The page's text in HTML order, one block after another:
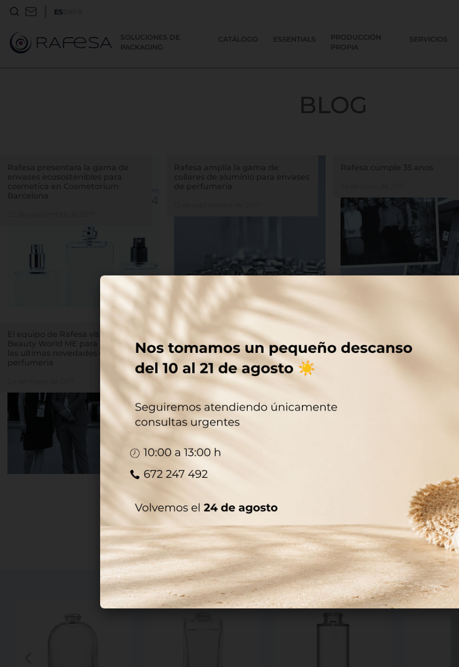
ES
SOLUCIONES DE
PACKAGING
CATÁLOGO ESSENTIALS
PRODUCCIÓN
PROPIA
SERVICIOS
BLOG
Rafesa presentara la gama de
envases ecosostenibles para
cosmetica en Cosmetorium
Barcelona
Rafesa amplia la gama de
collares de aluminio para envases
de perfumeria
Rafesa cumple 35 anos
El equipo de Rafesa visita la feria
Beauty World ME para conocer
las ultimas novedades en
perfumeria
Rafesa lanza una nueva linea de
envases Ecofriendly para
cosmetica
24 de mayo de 2017
Beauty Cluster Barcelona